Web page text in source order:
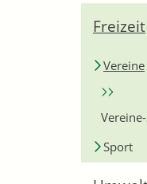
Freizeit
Vereine
Sport